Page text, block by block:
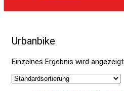
Urbanbike
Einzelnes Ergebnis wird angezeigt